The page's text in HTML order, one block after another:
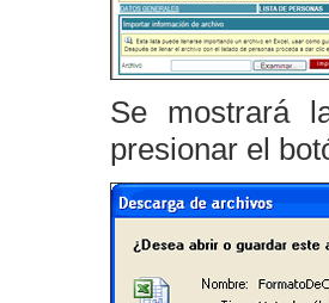
Se mostrará
presionar el